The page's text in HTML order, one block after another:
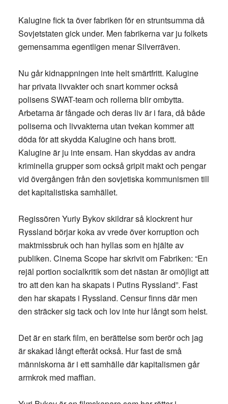
Kalugine fick ta över fabriken för en struntsumma då
Sovjetstaten gick under. Men fabrikerna var ju folkets
gemensamma egentligen menar Silverräven.
Nu går kidnappningen inte helt smärtfritt. Kalugine
har privata livvakter och snart kommer också
polisens SWAT-team och rollerna blir ombytta.
Arbetarna är fångade och deras liv är i fara, då både
poliserna och livvakterna utan tvekan kommer att
döda för att skydda Kalugine och hans brott.
Kalugine är ju inte ensam. Han skyddas av andra
kriminella grupper som också gripit makt och pengar
vid övergången från den sovjetiska kommunismen till
det kapitalistiska samhället.
Regissören Yuriy Bykov skildrar så klockrent hur
Ryssland börjar koka av vrede över korruption och
maktmissbruk och han hyllas som en hjälte av
publiken. Cinema Scope har skrivit om Fabriken: “En
rejäl portion socialkritik som det nästan är omöjligt att
tro att den kan ha skapats i Putins Ryssland”. Fast
den har skapats i Ryssland. Censur finns där men
den sträcker sig tack och lov inte hur långt som helst.
Det är en stark film, en berättelse som berör och jag
är skakad långt efteråt också. Hur fast de små
människorna är i ett samhälle där kapitalismen går
armkrok med maffian.